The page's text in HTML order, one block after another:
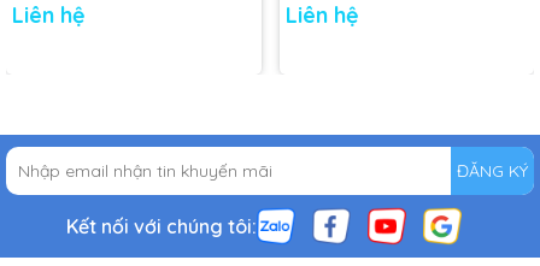
Liên hệ Liên hệ
ĐĂNG KÝ
Kết nối với chúng tôi: